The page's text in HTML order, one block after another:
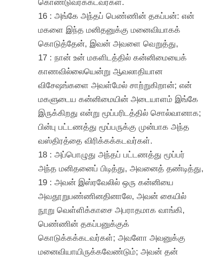
16 : அங்கே அந்தப் பெண்ணின் தகப்பன்: என்
மகளை இந்த மனிதனுக்கு மனைவியாகக்
கொடுத்தேன், இவன் அவளை வெறுத்து,
17 : நான் உன் மகளிடத்தில் கன்னிமையைக்
காணவில்லையென்று ஆவலாதியான
விசேஷங்களை அவள்மேல் சாற்றுகிறான்; என்
மகளுடைய கன்னிமையின் அடையாளம் இங்கே
இருக்கிறது என்று மூப்பரிடத்தில் சொல்வானாக;
பின்பு பட்டணத்து மூப்பருக்கு முன்பாக அந்த
வஸ்திரத்தை விரிக்கக்கடவர்கள்.
18 : அப்பொழுது அந்தப் பட்டணத்து மூப்பர்
அந்த மனிதனைப் பிடித்து, அவனைத் தண்டித்து,
19 : அவன் இஸ்ரவேலில் ஒரு கன்னியை
அவதூறுபண்ணினதினாலே, அவன் கையில்
நூறு வெள்ளிக்காசை அபராதமாக வாங்கி,
பெண்ணின் தகப்பனுக்குக்
கொடுக்கக்கடவர்கள்; அவளோ அவனுக்கு
மனைவியாயிருக்கவேண்டும்; அவன் தன்